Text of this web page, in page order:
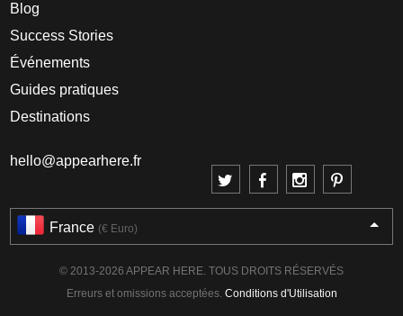
Blog
Success Stories
Événements
Guides pratiques
Destinations
hello@appearhere.fr
France (€ Euro)
© 2013-2026 APPEAR HERE. TOUS DROITS RÉSERVÉS
Erreurs et omissions acceptées. Conditions d'Utilisation